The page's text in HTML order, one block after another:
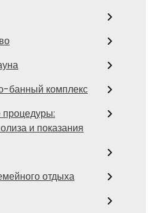
банный комплекс
и показания
отдыха